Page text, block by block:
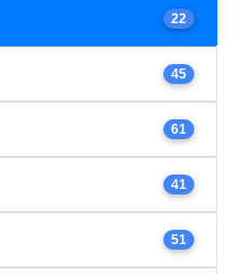
22
45
61
41
51